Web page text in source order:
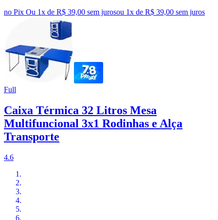
no Pix Ou 1x de R$ 39,00 sem jurosou 1x de R$ 39,00 sem juros
Full
Caixa Térmica 32 Litros Mesa
Multifuncional 3x1 Rodinhas e Alça
Transporte
4.6